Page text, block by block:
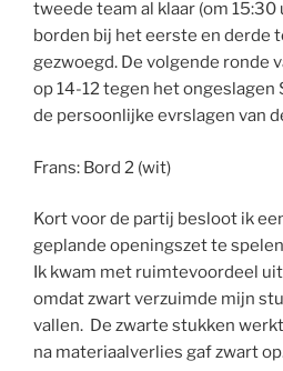
tweede team al klaar (om
borden bij het eerste en derde
gezwoegd. De volgende ronde
op 14-12 tegen het ongeslagen
de persoonlijke evrslagen van
Frans: Bord 2 (wit)
Kort voor de partij besloot ik
geplande openingszet te
Ik kwam met ruimtevoordeel
omdat zwart verzuimde mijn
vallen. De zwarte stukken
na materiaalverlies gaf zwart